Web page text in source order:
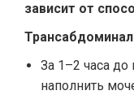
зависит от
За 1–2 часа
наполнить